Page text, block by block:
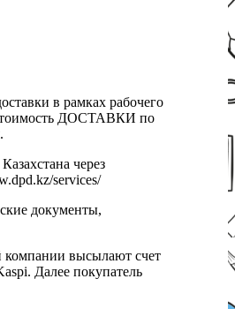
в рамках рабочего
Стоимость ДОСТАВКИ по
через
services/
документы,
высылают счет
Далее покупатель